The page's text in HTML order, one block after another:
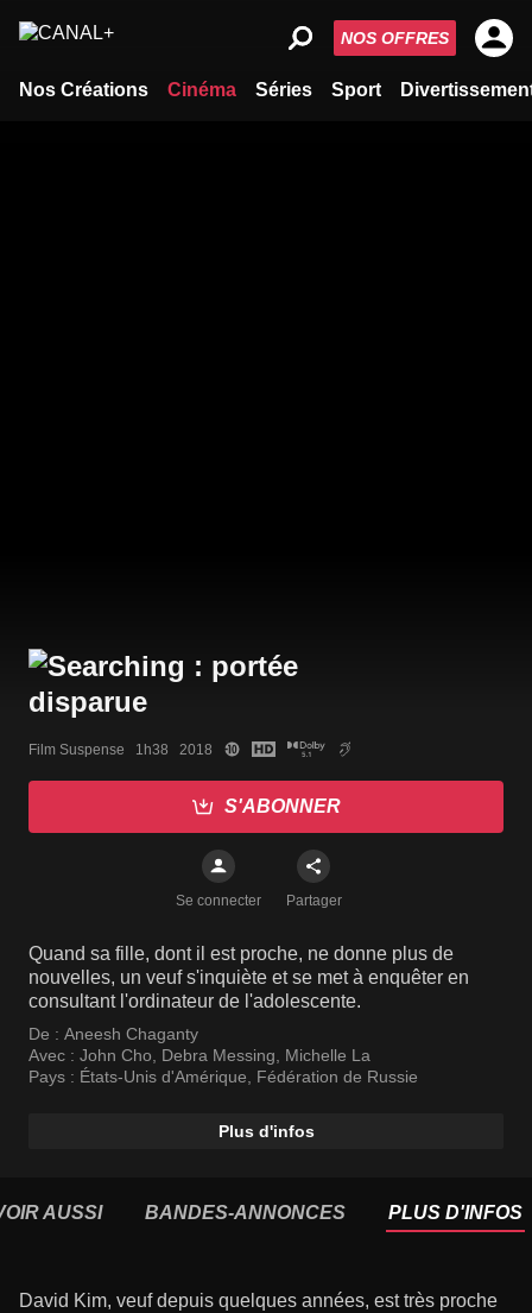
Nos Créations Cinéma Séries Sport
NOS OFFRES
Film Suspense   1h38   2018
S'ABONNER
Se connecter Partager
Quand sa fille, dont il est proche, ne donne plus de
nouvelles, un veuf s'inquiète et se met à enquêter en
consultant l'ordinateur de l'adolescente.
De : Aneesh Chaganty
Avec : John Cho, Debra Messing, Michelle La
Pays : États-Unis d'Amérique, Fédération de Russie
Plus d'infos
AUSSI BANDES-ANNONCES PLUS D'INFOS
David Kim, veuf depuis quelques années, est très proche